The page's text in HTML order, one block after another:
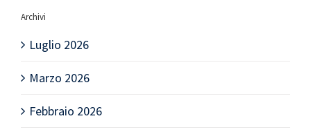
Archivi
Luglio 2026
Marzo 2026
Febbraio 2026